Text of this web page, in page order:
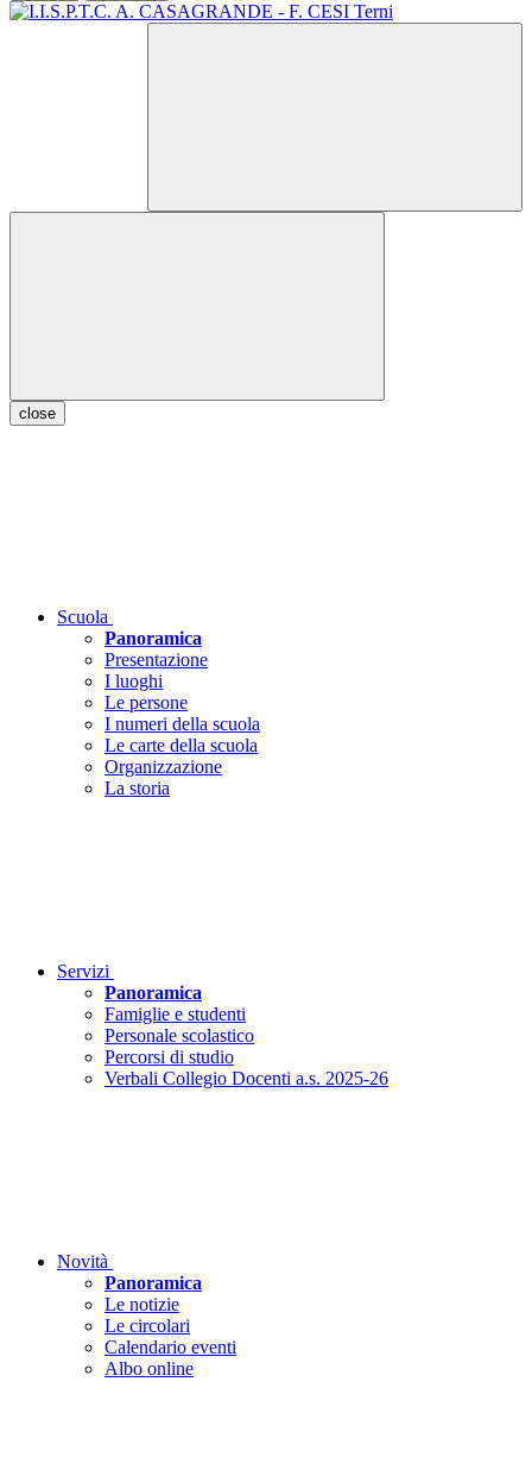
close
Scuola
Panoramica
Presentazione
I luoghi
Le persone
I numeri della scuola
Le carte della scuola
Organizzazione
La storia
Servizi
Panoramica
Famiglie e studenti
Personale scolastico
Percorsi di studio
Verbali Collegio Docenti a.s. 2025-26
Novità
Panoramica
Le notizie
Le circolari
Calendario eventi
Albo online